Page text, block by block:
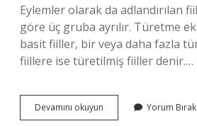
Eylemler olarak da adlandırılan
göre üç gruba ayrılır. Türetme
basit fiiller, bir veya daha fazla
fiillere ise türetilmiş fiiller denir.…
Devamını okuyun Türemiş
Kelimeler
Yorum Bırak